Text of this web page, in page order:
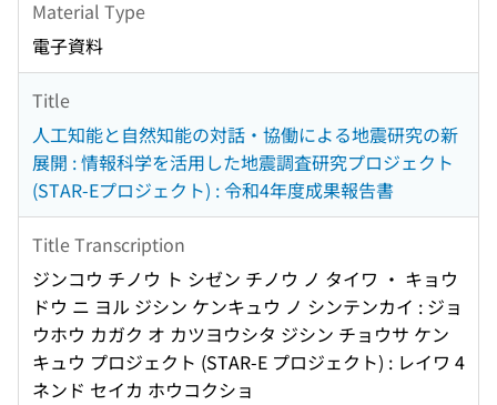
Material Type
電子資料
Title
人工知能と自然知能の対話・協働による地震研究の新
展開 : 情報科学を活用した地震調査研究プロジェクト
(STAR-Eプロジェクト) : 令和4年度成果報告書
Title Transcription
ジンコウ チノウ ト シゼン チノウ ノ タイワ ・ キョウ
ドウ ニ ヨル ジシン ケンキュウ ノ シンテンカイ : ジョ
ウホウ カガク オ カツヨウシタ ジシン チョウサ ケン
キュウ プロジェクト (STAR-E プロジェクト) : レイワ 4
ネンド セイカ ホウコクショ